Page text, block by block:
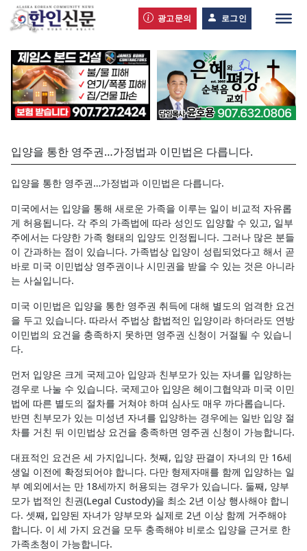
광고문의 로그인
입양을 통한 영주권…가정법과 이민법은 다릅니다.
입양을 통한 영주권…가정법과 이민법은 다릅니다.
미국에서는 입양을 통해 새로운 가족을 이루는 일이 비교적 자유롭
게 허용됩니다. 각 주의 가족법에 따라 성인도 입양할 수 있고, 일부
주에서는 다양한 가족 형태의 입양도 인정됩니다. 그러나 많은 분들
이 간과하는 점이 있습니다. 가족법상 입양이 성립되었다고 해서 곧
바로 미국 이민법상 영주권이나 시민권을 받을 수 있는 것은 아니라
는 사실입니다.
미국 이민법은 입양을 통한 영주권 취득에 대해 별도의 엄격한 요건
을 두고 있습니다. 따라서 주법상 합법적인 입양이라 하더라도 연방
이민법의 요건을 충족하지 못하면 영주권 신청이 거절될 수 있습니
다.
먼저 입양은 크게 국제고아 입양과 친부모가 있는 자녀를 입양하는
경우로 나눌 수 있습니다. 국제고아 입양은 헤이그협약과 미국 이민
법에 따른 별도의 절차를 거쳐야 하며 심사도 매우 까다롭습니다.
반면 친부모가 있는 미성년 자녀를 입양하는 경우에는 일반 입양 절
차를 거친 뒤 이민법상 요건을 충족하면 영주권 신청이 가능합니다.
대표적인 요건은 세 가지입니다. 첫째, 입양 판결이 자녀의 만 16세
생일 이전에 확정되어야 합니다. 다만 형제자매를 함께 입양하는 일
부 예외에서는 만 18세까지 허용되는 경우가 있습니다. 둘째, 양부
모가 법적인 친권(Legal Custody)을 최소 2년 이상 행사해야 합니
다. 셋째, 입양된 자녀가 양부모와 실제로 2년 이상 함께 거주해야
합니다. 이 세 가지 요건을 모두 충족해야 비로소 입양을 근거로 한
가족초청이 가능합니다.